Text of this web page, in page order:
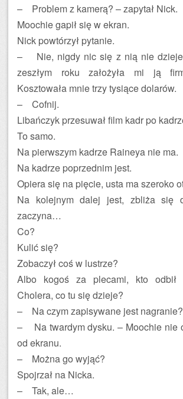
– Problem z kamerą? – zapytał Nick.
Moochie gapił się w ekran.
Nick powtórzył pytanie.
– Nie, nigdy nic się z nią nie
zeszłym roku założyła mi ją
Kosztowała mnie trzy tysiące dolarów.
– Cofnij.
Libańczyk przesuwał film kadr po
To samo.
Na pierwszym kadrze Raineya nie ma.
Na kadrze poprzednim jest.
Opiera się na pięcie, usta ma szeroko
Na kolejnym dalej jest, zbliża się
zaczyna…
Co?
Kulić się?
Zobaczył coś w lustrze?
Albo kogoś za plecami, kto
Cholera, co tu się dzieje?
– Na czym zapisywane jest nagranie?
– Na twardym dysku. – Moochie nie
od ekranu.
– Można go wyjąć?
Spojrzał na Nicka.
– Tak, ale…